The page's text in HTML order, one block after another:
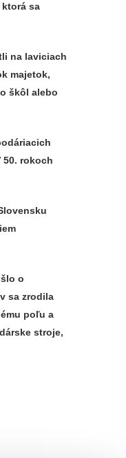
sa
na laviciach
majetok,
škôl alebo
rokoch
o
sa zrodila
poľu a
stroje,